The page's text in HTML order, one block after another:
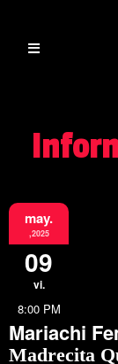
may.
,2025
09
vi.
8:00 PM
Mariachi
Madrecita